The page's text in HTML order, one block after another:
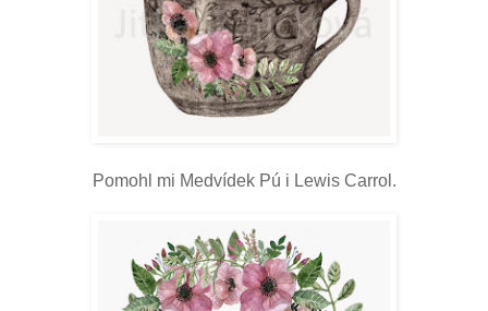
Pomohl mi Medvídek Pú i Lewis Carrol.